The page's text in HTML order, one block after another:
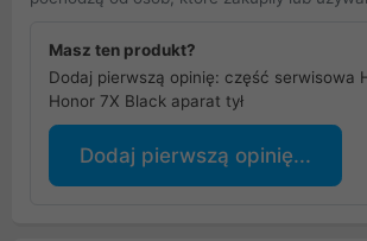
Masz ten produkt?
Dodaj pierwszą opinię: część serwisowa
Honor 7X Black aparat tył
Dodaj pierwszą opinię...